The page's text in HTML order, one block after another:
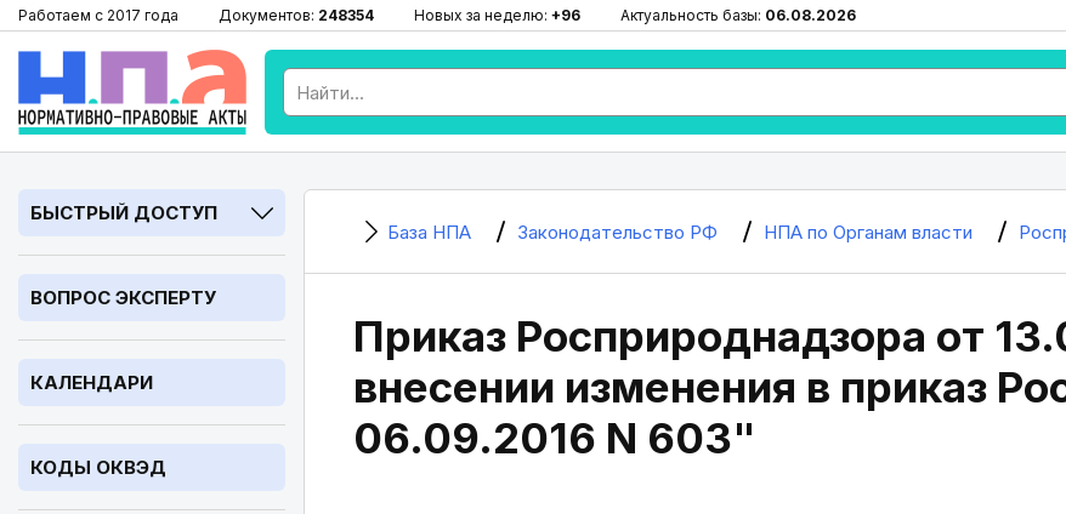
Работаем с 2017 года Документов: 248354 Новых за неделю: +96 Актуальность базы: 06.08.2026
БЫСТРЫЙ ДОСТУП
ВОПРОС ЭКСПЕРТУ
КАЛЕНДАРИ
КОДЫ ОКВЭД
База НПА Законодательство РФ НПА по Органам власти
Приказ Росприроднадзора от
внесении изменения в приказ
06.09.2016 N 603"